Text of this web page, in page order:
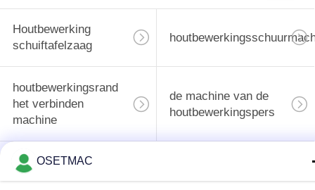
Houtbewerking
schuiftafelzaag
houtbewerkingsrand
het verbinden
machine
de machine van de
houtbewerkingspers
Handleiding Wood
Sander
OSETMAC